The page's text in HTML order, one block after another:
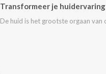
Transformeer je huidervaring